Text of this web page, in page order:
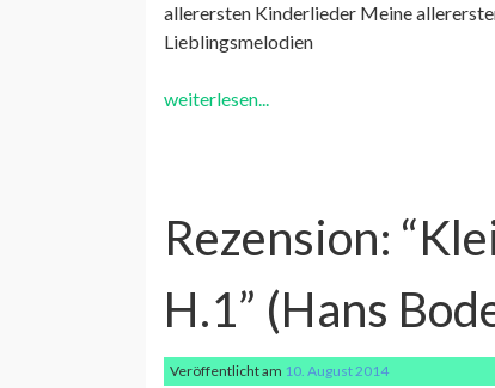
allerersten Kinderlieder Meine
Lieblingsmelodien
weiterlesen...
Rezension:
H.1” (Hans
Veröffentlicht am 10. August 2014